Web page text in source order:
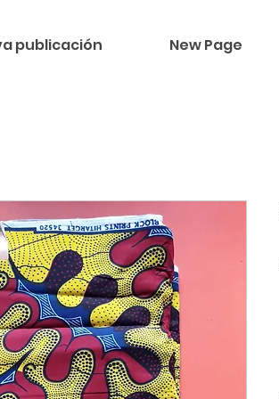
publicación New Page